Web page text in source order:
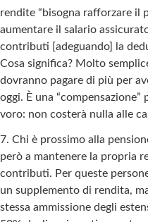
rendite “bisogna rafforzare il
aumentare il salario
contributi [adeguando] la
Cosa significa? Molto
dovranno pagare di più per
oggi. È una
voro: non costerà nulla alle
7. Chi è prossimo alla
però a mantenere la propria
contributi. Per queste
un supplemento di rendita,
stessa ammissione degli